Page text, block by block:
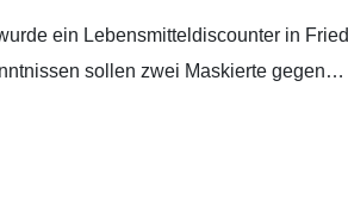
ein Lebensmitteldiscounter in
sollen zwei Maskierte gegen…